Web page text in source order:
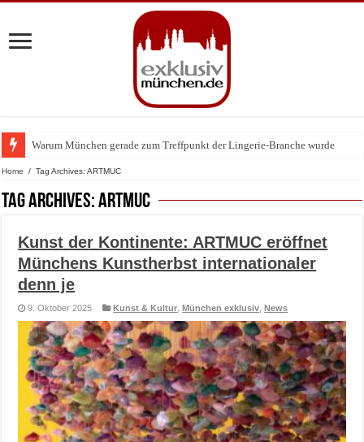
Warum München gerade zum Treffpunkt der Lingerie-Branche wurde
Home / Tag Archives: ARTMUC
Tag Archives:ARTMUC
Kunst der Kontinente: ARTMUC eröffnet
Münchens Kunstherbst internationaler
denn je
9. Oktober 2025 Kunst & Kultur ,München exklusiv ,News